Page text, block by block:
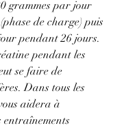
grammes par jour
de charge) puis
pendant 26 jours.
pendant les
se faire de
Dans tous les
aidera à
entraînements